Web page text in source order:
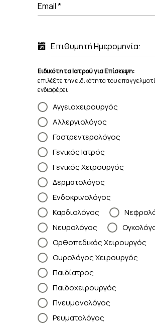
Email*
Επιθυμητή Ημερομηνία:
Ειδικότητα Ιατρού για Επίσκεψη:
επιλέξτε την ειδικότητα του
ενδιαφέρει
Αγγειοχειρουργός
Αλλεργιολόγος
Γαστρεντερολόγος
Γενικός Ιατρός
Γενικός Χειρουργός
Δερματολόγος
Ενδοκρινολόγος
Καρδιολόγος
Νευρολόγος
Ορθοπεδικός Χειρουργός
Ουρολόγος Χειρουργός
Παιδίατρος
Παιδοχειρουργός
Πνευμονολόγος
Ρευματολόγος